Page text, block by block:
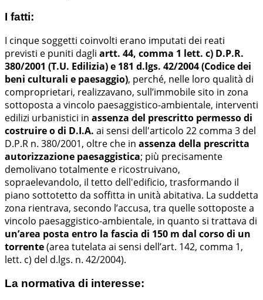
I fatti:
I cinque soggetti coinvolti erano imputati dei reati
previsti e puniti dagli artt. 44, comma 1 lett. c) D.P.R.
380/2001 (T.U. Edilizia) e 181 d.lgs. 42/2004 (Codice dei
beni culturali e paesaggio), perché, nelle loro qualità di
comproprietari, realizzavano, sull’immobile sito in zona
sottoposta a vincolo paesaggistico-ambientale, interventi
edilizi urbanistici in assenza del prescritto permesso di
costruire o di D.I.A. ai sensi dell'articolo 22 comma 3 del
D.P.R n. 380/2001, oltre che in assenza della prescritta
autorizzazione paesaggistica; più precisamente
demolivano totalmente e ricostruivano,
sopraelevandolo, il tetto dell'edificio, trasformando il
piano sottotetto da soffitta in unità abitativa. La suddetta
zona rientrava, secondo l’accusa, tra quelle sottoposte a
vincolo paesaggistico-ambientale, in quanto si trattava di
un’area posta entro la fascia di 150 m dal corso di un
torrente(area tutelata ai sensi dell’art. 142, comma 1,
lett. c) del d.lgs. n. 42/2004).
La normativa di interesse: